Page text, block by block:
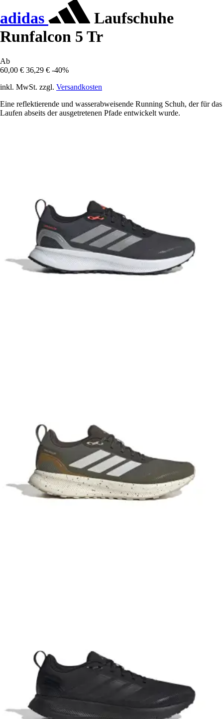
adidas
Laufschuhe
Runfalcon 5 Tr
Ab
60,00 € 36,29 € -40%
inkl. MwSt. zzgl. Versandkosten
Eine reflektierende und wasserabweisende Running Schuh, der für das
Laufen abseits der ausgetretenen Pfade entwickelt wurde.